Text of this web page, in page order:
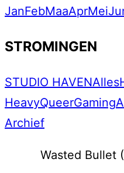
JanFebMaaAprMei
STROMINGEN
STUDIO HAVENAlles
HeavyQueerGaming
Archief
Wasted Bullet